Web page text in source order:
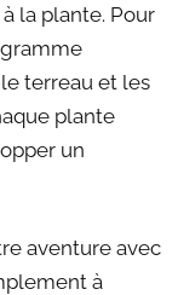
la plante. Pour
terreau et les
plante
un
aventure avec
à